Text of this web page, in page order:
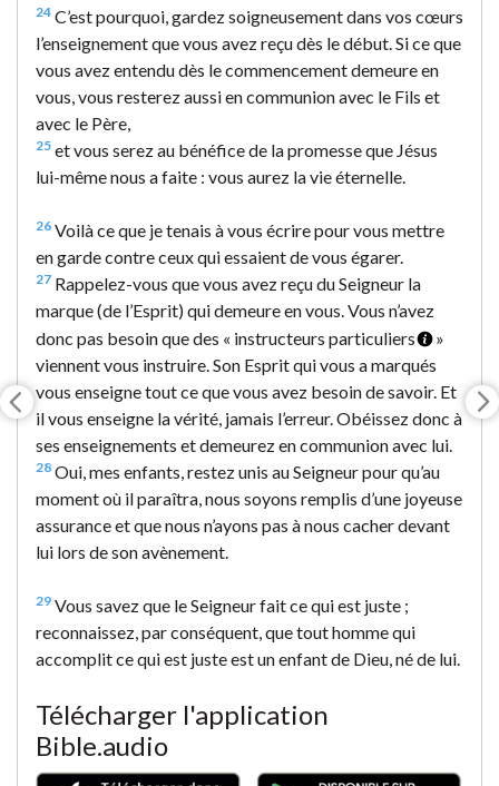
24 C’est pourquoi, gardez soigneusement dans vos cœurs
l’enseignement que vous avez reçu dès le début. Si ce que
vous avez entendu dès le commencement demeure en
vous, vous resterez aussi en communion avec le Fils et
avec le Père,
25 et vous serez au bénéfice de la promesse que Jésus
lui-même nous a faite : vous aurez la vie éternelle.
26 Voilà ce que je tenais à vous écrire pour vous mettre
en garde contre ceux qui essaient de vous égarer.
27 Rappelez-vous que vous avez reçu du Seigneur la
marque (de l’Esprit) qui demeure en vous. Vous n’avez
donc pas besoin que des « instructeurs particuliers
»
viennent vous instruire. Son Esprit qui vous a marqués
vous enseigne tout ce que vous avez besoin de savoir. Et
il vous enseigne la vérité, jamais l’erreur. Obéissez donc à
ses enseignements et demeurez en communion avec lui.
28 Oui, mes enfants, restez unis au Seigneur pour qu’au
moment où il paraîtra, nous soyons remplis d’une joyeuse
assurance et que nous n’ayons pas à nous cacher devant
lui lors de son avènement.
29 Vous savez que le Seigneur fait ce qui est juste ;
reconnaissez, par conséquent, que tout homme qui
accomplit ce qui est juste est un enfant de Dieu, né de lui.
Télécharger l'application
Bible.audio